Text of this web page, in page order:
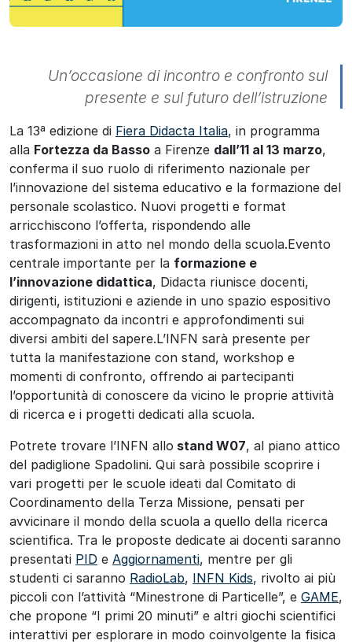
Un’occasione di incontro e confronto sul
presente e sul futuro dell’istruzione
La 13ª edizione di Fiera Didacta Italia, in programma
alla Fortezza da Basso a Firenze dall’11 al 13 marzo,
conferma il suo ruolo di riferimento nazionale per
l’innovazione del sistema educativo e la formazione del
personale scolastico. Nuovi progetti e format
arricchiscono l’offerta, rispondendo alle
trasformazioni in atto nel mondo della scuola.Evento
centrale importante per la formazione e
l’innovazione didattica, Didacta riunisce docenti,
dirigenti, istituzioni e aziende in uno spazio espositivo
accompagnato da incontri e approfondimenti sui
diversi ambiti del sapere.L’INFN sarà presente per
tutta la manifestazione con stand, workshop e
momenti di confronto, offrendo ai partecipanti
l’opportunità di conoscere da vicino le proprie attività
di ricerca e i progetti dedicati alla scuola.
Potrete trovare l’INFN allo stand W07, al piano attico
del padiglione Spadolini. Qui sarà possibile scoprire i
vari progetti per le scuole ideati dal Comitato di
Coordinamento della Terza Missione, pensati per
avvicinare il mondo della scuola a quello della ricerca
scientifica. Tra le proposte dedicate ai docenti saranno
presentati PID e Aggiornamenti, mentre per gli
studenti ci saranno RadioLab, INFN Kids, rivolto ai più
piccoli con l’attività “Minestrone di Particelle”, e GAME,
che propone “I primi 20 minuti” e altri giochi scientifici
interattivi per esplorare in modo coinvolgente la fisica